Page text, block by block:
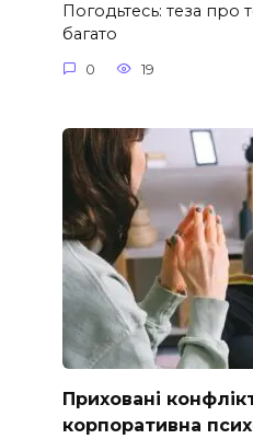
Погодьтесь: теза про
багато
0 19
Приховані
корпоративна